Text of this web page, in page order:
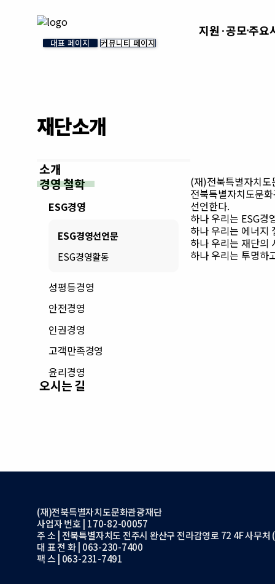
대표 페이지 커뮤니티 페이지
지원·공모주요
재단소개
소개
경영 철학
ESG경영
ESG경영선언문
ESG경영활동
성평등경영
안전경영
인권경영
고객만족경영
윤리경영
오시는 길
(재)전북특별자치도
전북특별자치도문
선언한다.
하나 우리는 ESG경
하나 우리는 에너지
하나 우리는 재단의
하나 우리는 투명하
(재)전북특별자치도문화관광재단
사업자 번호 | 170-82-00057
주 소 | 전북특별자치도 전주시 완산구 전라감영로 72 4F 사무
대 표 전 화 | 063-230-7400
팩 스 | 063-231-7491